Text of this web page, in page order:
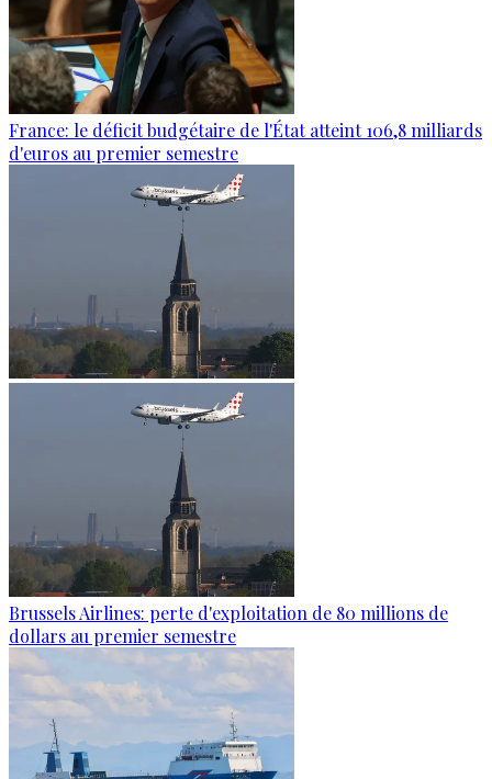
France: le déficit budgétaire de l'État atteint 106,8 milliards
d'euros au premier semestre
Brussels Airlines: perte d'exploitation de 80 millions de
dollars au premier semestre